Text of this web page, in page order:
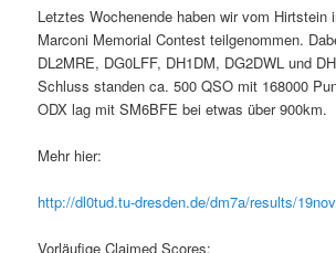
Letztes Wochenende haben wir vom Hirtstein
Marconi Memorial Contest teilgenommen.
DL2MRE, DG0LFF, DH1DM, DG2DWL und
Schluss standen ca. 500 QSO mit 168000
ODX lag mit SM6BFE bei etwas über 900km.
Mehr hier:
http://dl0tud.tu-dresden.de/dm7a/results/
Vorläufige Claimed Scores: